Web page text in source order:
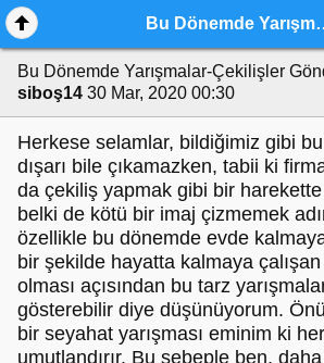
Bu
Bu Dönemde Yarışmalar-Çekilişler
siboş14 30 Mar, 2020 00:30
Herkese selamlar, bildiğimiz gibi
dışarı bile çıkamazken, tabii ki
da çekiliş yapmak gibi bir
belki de kötü bir imaj çizmemek
özellikle bu dönemde evde
bir şekilde hayatta kalmaya
olması açısından bu tarz
gösterebilir diye düşünüyorum.
bir seyahat yarışması eminim ki
umutlandırır. Bu sebeple ben,